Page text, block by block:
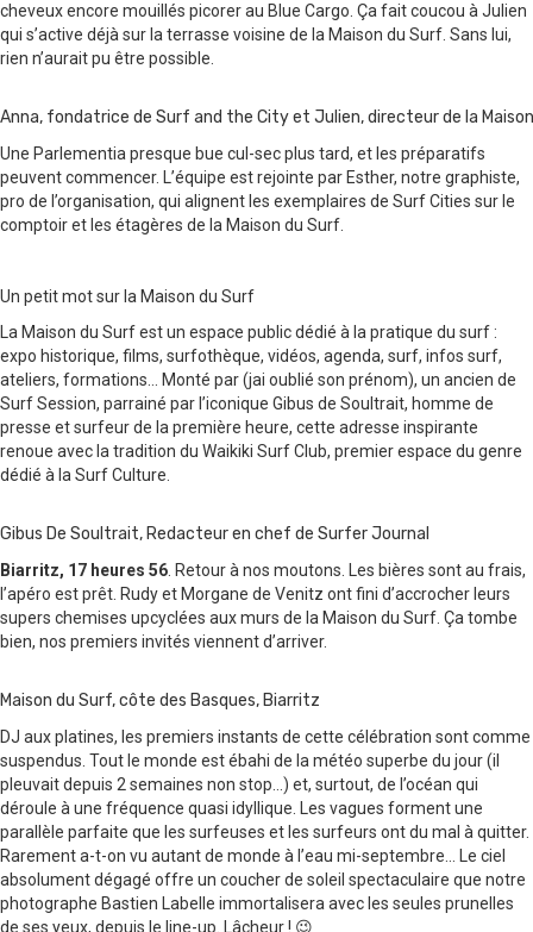
cheveux encore mouillés picorer au Blue Cargo. Ça fait coucou à Julien
qui s’active déjà sur la terrasse voisine de la Maison du Surf. Sans lui,
rien n’aurait pu être possible.
Anna, fondatrice de Surf and the City et Julien, directeur de la
Une Parlementia presque bue cul-sec plus tard, et les préparatifs
peuvent commencer. L’équipe est rejointe par Esther, notre graphiste,
pro de l’organisation, qui alignent les exemplaires de Surf Cities sur le
comptoir et les étagères de la Maison du Surf.
Un petit mot sur la Maison du Surf
La Maison du Surf est un espace public dédié à la pratique du surf :
expo historique, films, surfothèque, vidéos, agenda, surf, infos surf,
ateliers, formations… Monté par(jai oublié son prénom), un ancien de
Surf Session, parrainé par l’iconique Gibus de Soultrait, homme de
presse et surfeur de la première heure, cette adresse inspirante
renoue avec la tradition du Waikiki Surf Club, premier espace du genre
dédié à la Surf Culture.
Gibus De Soultrait, Redacteur en chef de Surfer Journal
Biarritz, 17 heures 56 . Retour à nos moutons. Les bières sont au frais,
l’apéro est prêt. Rudy et Morgane de Venitz ont fini d’accrocher leurs
supers chemises upcyclées aux murs de la Maison du Surf. Ça tombe
bien, nos premiers invités viennent d’arriver.
Maison du Surf, côte des Basques, Biarritz
DJ aux platines, les premiers instants de cette célébration sont comme
suspendus. Tout le monde est ébahi de la météo superbe du jour (il
pleuvait depuis 2 semaines non stop…) et, surtout, de l’océan qui
déroule à une fréquence quasi idyllique. Les vagues forment une
parallèle parfaite que les surfeuses et les surfeurs ont du mal à quitter.
Rarement a-t-on vu autant de monde à l’eau mi-septembre… Le ciel
absolument dégagé offre un coucher de soleil spectaculaire que notre
photographe Bastien Labelle immortalisera avec les seules prunelles
de ses yeux, depuis le line-up. Lâcheur ! 😉